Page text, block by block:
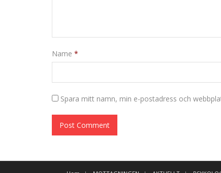
Name *
Spara mitt namn, min e-postadress och